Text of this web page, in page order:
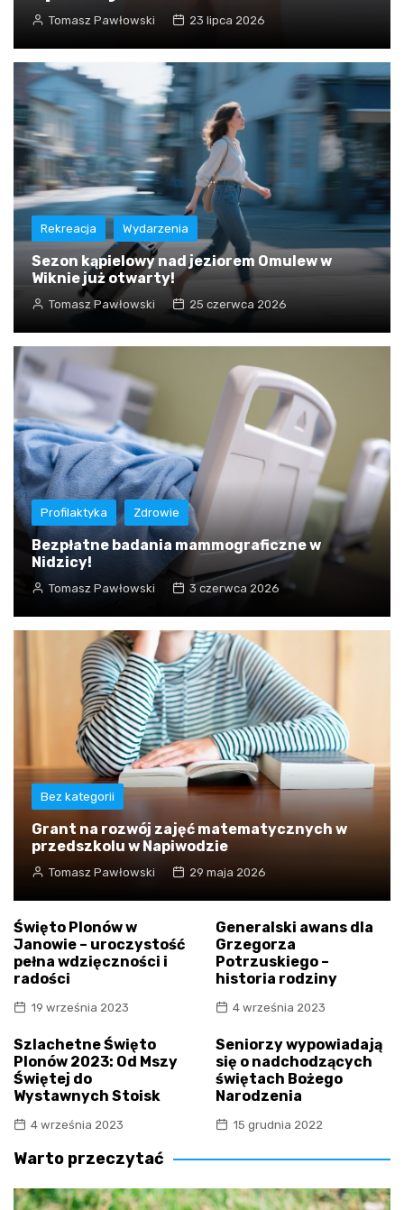
Tomasz Pawłowski 23 lipca 2026
Rekreacja Wydarzenia
Sezon kąpielowy nad jeziorem Omulew w
Wiknie już otwarty!
Tomasz Pawłowski 25 czerwca 2026
Profilaktyka Zdrowie
Bezpłatne badania mammograficzne w
Nidzicy!
Tomasz Pawłowski 3 czerwca 2026
Bez kategorii
Grant na rozwój zajęć matematycznych w
przedszkolu w Napiwodzie
Tomasz Pawłowski 29 maja 2026
Święto Plonów w
Janowie – uroczystość
pełna wdzięczności i
radości
19 września 2023
Generalski awans dla
Grzegorza
Potrzuskiego –
historia rodziny
4 września 2023
Szlachetne Święto
Plonów 2023: Od Mszy
Świętej do
Wystawnych Stoisk
4 września 2023
Seniorzy wypowiadają
się o nadchodzących
świętach Bożego
Narodzenia
15 grudnia 2022
Warto przeczytać